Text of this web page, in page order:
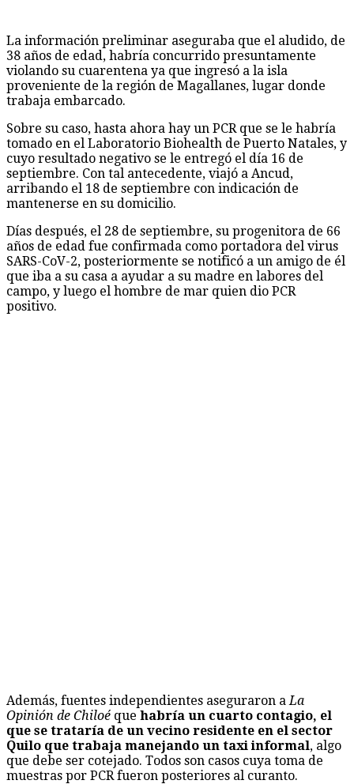
La información preliminar aseguraba que el aludido, de
38 años de edad, habría concurrido presuntamente
violando su cuarentena ya que ingresó a la isla
proveniente de la región de Magallanes, lugar donde
trabaja embarcado.
Sobre su caso, hasta ahora hay un PCR que se le habría
tomado en el Laboratorio Biohealth de Puerto Natales, y
cuyo resultado negativo se le entregó el día 16 de
septiembre. Con tal antecedente, viajó a Ancud,
arribando el 18 de septiembre con indicación de
mantenerse en su domicilio.
Días después, el 28 de septiembre, su progenitora de 66
años de edad fue confirmada como portadora del virus
SARS-CoV-2, posteriormente se notificó a un amigo de él
que iba a su casa a ayudar a su madre en labores del
campo, y luego el hombre de mar quien dio PCR
positivo.
Además, fuentes independientes aseguraron a La
Opinión de Chiloé que habría un cuarto contagio, el
que se trataría de un vecino residente en el sector
Quilo que trabaja manejando un taxi informal, algo
que debe ser cotejado. Todos son casos cuya toma de
muestras por PCR fueron posteriores al curanto.